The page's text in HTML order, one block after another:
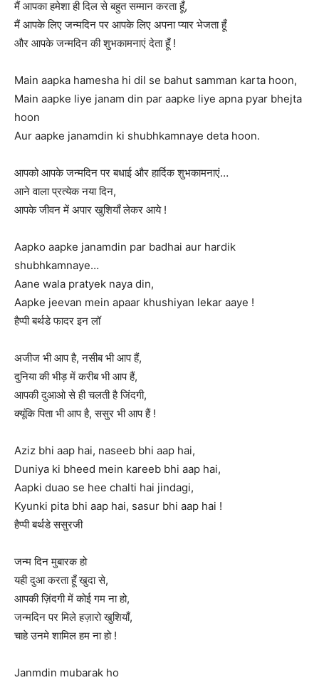
मैं आपका हमेशा ही दिल से बहुत सम्मान करता हूँ,
मैं आपके लिए जन्मदिन पर आपके लिए अपना प्यार भेजता हूँ
और आपके जन्मदिन की शुभकामनाएं देता हूँ !
Main aapka hamesha hi dil se bahut samman karta hoon,
Main aapke liye janam din par aapke liye apna pyar bhejta
hoon
Aur aapke janamdin ki shubhkamnaye deta hoon.
आपको आपके जन्मदिन पर बधाई और हार्दिक शुभकामनाएं…
आने वाला प्रत्येक नया दिन,
आपके जीवन में अपार खुशियाँ लेकर आये !
Aapko aapke janamdin par badhai aur hardik
shubhkamnaye…
Aane wala pratyek naya din,
Aapke jeevan mein apaar khushiyan lekar aaye !
हैप्पी बर्थडे फादर इन लॉ
अजीज भी आप है, नसीब भी आप हैं,
दुनिया की भीड़ में करीब भी आप हैं,
आपकी दुआओ से ही चलती है जिंदगी,
क्यूंकि पिता भी आप है, ससुर भी आप हैं !
Aziz bhi aap hai, naseeb bhi aap hai,
Duniya ki bheed mein kareeb bhi aap hai,
Aapki duao se hee chalti hai jindagi,
Kyunki pita bhi aap hai, sasur bhi aap hai !
हैप्पी बर्थडे ससुरजी
जन्म दिन मुबारक हो
यही दुआ करता हूँ खुदा से,
आपकी ज़िंदगी में कोई गम ना हो,
जन्मदिन पर मिले हज़ारो खुशियाँ,
चाहे उनमे शामिल हम ना हो !
Janmdin mubarak ho